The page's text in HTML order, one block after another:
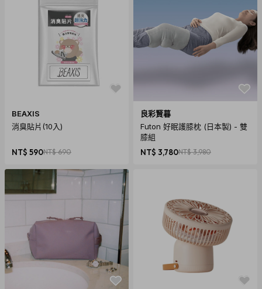
BEAXIS
消臭貼片(10入)
NT$ 590NT$ 690
良彩賢暮
Futon 好眠護膝枕 (日本製) - 雙
膝組
NT$ 3,780NT$ 3,980